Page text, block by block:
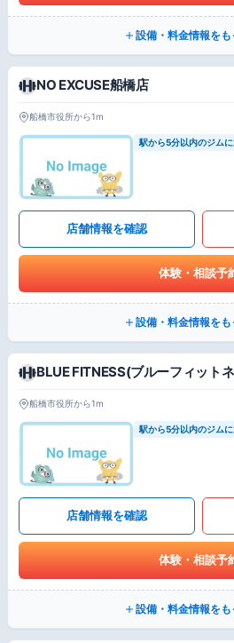
設備・料金情報をも
NO EXCUSE船橋店
船橋市役所から1m
駅から5分以内のジム
店舗情報を確認
体験・相談予
設備・料金情報をも
BLUE FITNESS(ブルーフィット
船橋市役所から1m
駅から5分以内のジム
店舗情報を確認
体験・相談予
設備・料金情報をも